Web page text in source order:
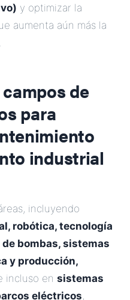
y optimizar la
aumenta aún más la
de
para
industrial
incluyendo
robótica, tecnología
bombas, sistemas
y producción,
incluso en sistemas
eléctricos,